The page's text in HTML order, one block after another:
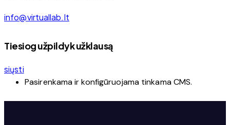
info@virtuallab.lt
Tiesiog užpildyk užklausą
siųsti
Pasirenkama ir konfigūruojama tinkama CMS.